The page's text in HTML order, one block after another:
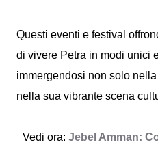
Questi eventi e festival
di vivere Petra in modi unici
immergendosi non solo
nella sua vibrante scena
Vedi ora: Jebel Amman: